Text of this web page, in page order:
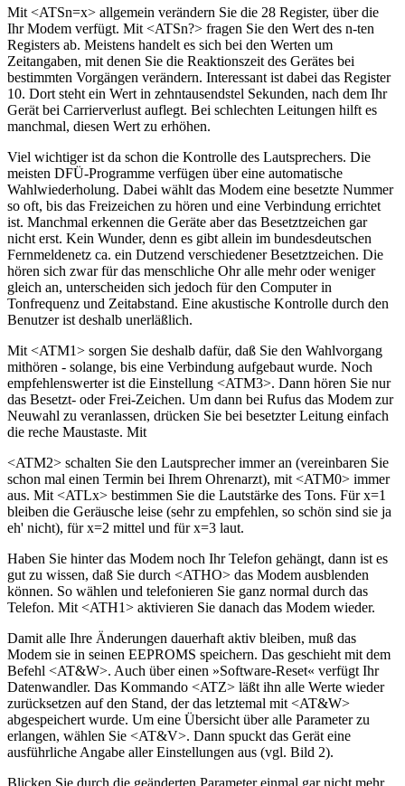
Mit <ATSn=x> allgemein verändern Sie die 28 Register, über die
Ihr Modem verfügt. Mit <ATSn?> fragen Sie den Wert des n-ten
Registers ab. Meistens handelt es sich bei den Werten um
Zeitangaben, mit denen Sie die Reaktionszeit des Gerätes bei
bestimmten Vorgängen verändern. Interessant ist dabei das Register
10. Dort steht ein Wert in zehntausendstel Sekunden, nach dem Ihr
Gerät bei Carrierverlust auflegt. Bei schlechten Leitungen hilft es
manchmal, diesen Wert zu erhöhen.
Viel wichtiger ist da schon die Kontrolle des Lautsprechers. Die
meisten DFÜ-Programme verfügen über eine automatische
Wahlwiederholung. Dabei wählt das Modem eine besetzte Nummer
so oft, bis das Freizeichen zu hören und eine Verbindung errichtet
ist. Manchmal erkennen die Geräte aber das Besetztzeichen gar
nicht erst. Kein Wunder, denn es gibt allein im bundesdeutschen
Fernmeldenetz ca. ein Dutzend verschiedener Besetztzeichen. Die
hören sich zwar für das menschliche Ohr alle mehr oder weniger
gleich an, unterscheiden sich jedoch für den Computer in
Tonfrequenz und Zeitabstand. Eine akustische Kontrolle durch den
Benutzer ist deshalb unerläßlich.
Mit <ATM1> sorgen Sie deshalb dafür, daß Sie den Wahlvorgang
mithören - solange, bis eine Verbindung aufgebaut wurde. Noch
empfehlenswerter ist die Einstellung <ATM3>. Dann hören Sie nur
das Besetzt- oder Frei-Zeichen. Um dann bei Rufus das Modem zur
Neuwahl zu veranlassen, drücken Sie bei besetzter Leitung einfach
die reche Maustaste. Mit
<ATM2> schalten Sie den Lautsprecher immer an (vereinbaren Sie
schon mal einen Termin bei Ihrem Ohrenarzt), mit <ATM0> immer
aus. Mit <ATLx> bestimmen Sie die Lautstärke des Tons. Für x=1
bleiben die Geräusche leise (sehr zu empfehlen, so schön sind sie ja
eh' nicht), für x=2 mittel und für x=3 laut.
Haben Sie hinter das Modem noch Ihr Telefon gehängt, dann ist es
gut zu wissen, daß Sie durch <ATHO> das Modem ausblenden
können. So wählen und telefonieren Sie ganz normal durch das
Telefon. Mit <ATH1> aktivieren Sie danach das Modem wieder.
Damit alle Ihre Änderungen dauerhaft aktiv bleiben, muß das
Modem sie in seinen EEPROMS speichern. Das geschieht mit dem
Befehl <AT&W>. Auch über einen »Software-Reset« verfügt Ihr
Datenwandler. Das Kommando <ATZ> läßt ihn alle Werte wieder
zurücksetzen auf den Stand, der das letztemal mit <AT&W>
abgespeichert wurde. Um eine Übersicht über alle Parameter zu
erlangen, wählen Sie <AT&V>. Dann spuckt das Gerät eine
ausführliche Angabe aller Einstellungen aus (vgl. Bild 2).
Blicken Sie durch die geänderten Parameter einmal gar nicht mehr